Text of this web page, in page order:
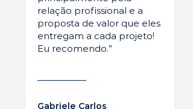
relação profissional e a
proposta de valor que eles
entregam a cada projeto!
Eu recomendo.”
Gabriele Carlos